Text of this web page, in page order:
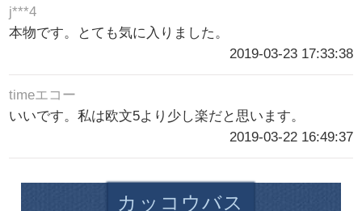
j***4
本物です。とても気に入りました。
2019-03-23 17:33:38
timeエコー
いいです。私は欧文5より少し楽だと思います。
2019-03-22 16:49:37
カッコウバス